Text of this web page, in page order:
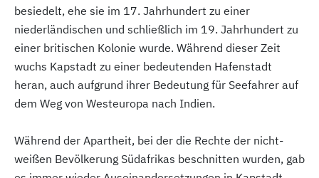
besiedelt, ehe sie im 17. Jahrhundert zu einer
niederländischen und schließlich im 19. Jahrhundert zu
einer britischen Kolonie wurde. Während dieser Zeit
wuchs Kapstadt zu einer bedeutenden Hafenstadt
heran, auch aufgrund ihrer Bedeutung für Seefahrer auf
dem Weg von Westeuropa nach Indien.
Während der Apartheit, bei der die Rechte der nicht-
weißen Bevölkerung Südafrikas beschnitten wurden, gab